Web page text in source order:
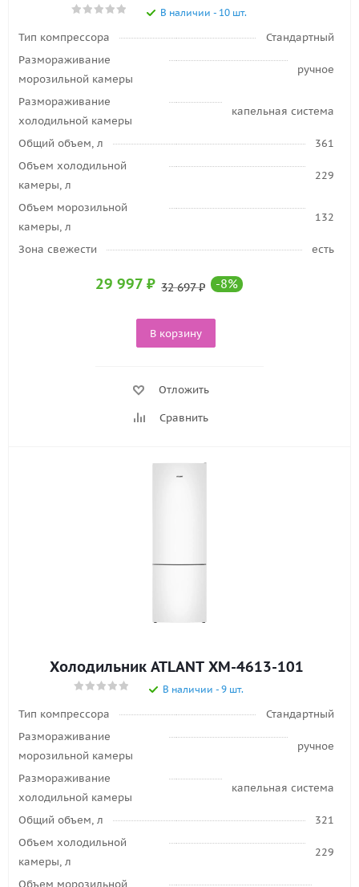
В наличии - 10 шт.
Тип компрессора
Стандартный
Размораживание
морозильной камеры
ручное
Размораживание
холодильной камеры
капельная система
Общий объем, л
361
Объем холодильной
камеры, л
229
Объем морозильной
камеры, л
132
Зона свежести есть
29 997 ₽ 32 697₽ -8%
В корзину
Отложить
Сравнить
Холодильник ATLANT ХМ-4613-101
В наличии - 9 шт.
Тип компрессора
Стандартный
Размораживание
морозильной камеры
ручное
Размораживание
холодильной камеры
капельная система
Общий объем, л
321
Объем холодильной
камеры, л
229
Объем морозильной